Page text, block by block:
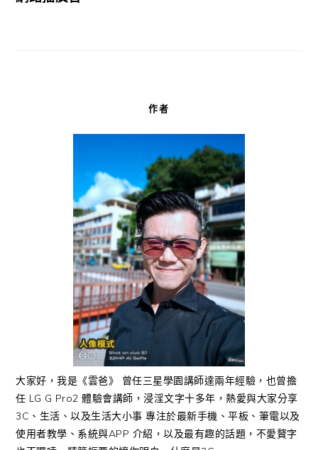
作者
大家好，我是《雲爸》 曾任三星學園講師達兩年經驗，也曾擔
任 LG G Pro2 體驗會講師，浸淫文字十多年，熱愛與大家分享
3C、生活、以及生活大小事 專注於最新手機、平板、筆電以及
使用者教學、系統與APP 介紹，以及最有趣的話題，不愛贅字